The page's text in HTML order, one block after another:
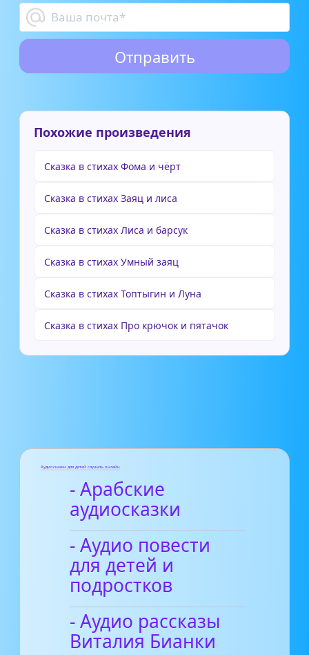
Похожие произведения
Сказка в стихах Фома и чёрт
Сказка в стихах Заяц и лиса
Сказка в стихах Лиса и барсук
Сказка в стихах Умный заяц
Сказка в стихах Топтыгин и Луна
Сказка в стихах Про крючок и пятачок
Аудиосказки для детей слушать онлайн
- Арабские
аудиосказки
- Аудио повести
для детей и
подростков
- Аудио рассказы
Виталия Бианки